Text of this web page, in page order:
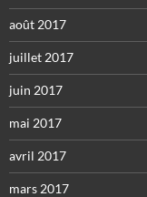
août 2017
juillet 2017
juin 2017
mai 2017
avril 2017
mars 2017